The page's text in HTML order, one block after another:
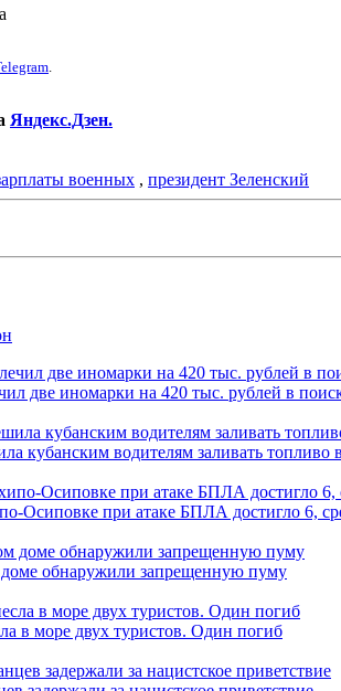
.
Яндекс.Дзен.
военных , президент Зеленский
две иномарки на 420 тыс. рублей в
кубанским водителям заливать топливо
Осиповке при атаке БПЛА достигло 6,
обнаружили запрещенную пуму
в море двух туристов. Один погиб